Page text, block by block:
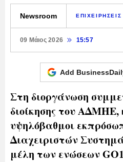
Newsroom ΕΠΙΧΕΙΡΗΣΕΙΣ
09 Μάιος 2026 15:57
Add
Στη διοργάνωση
διοίκησης του ΑΔΜΗΕ,
υψηλόβαθμοι
Διαχειριστών
μέλη των ενώσεων